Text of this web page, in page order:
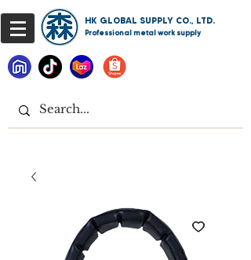
HK GLOBAL SUPPLY CO., LTD.
Professional metal work supply